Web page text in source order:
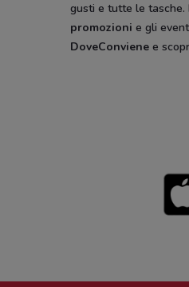
gusti e tutte le tasche.
promozioni e gli
DoveConviene e